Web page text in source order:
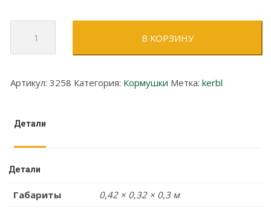
товара
Кормушка
В КОРЗИНУ
Артикул: 3258 Категория: Кормушки Метка: kerbl
Детали
Детали
Габариты 0,42 × 0,32 × 0,3 м